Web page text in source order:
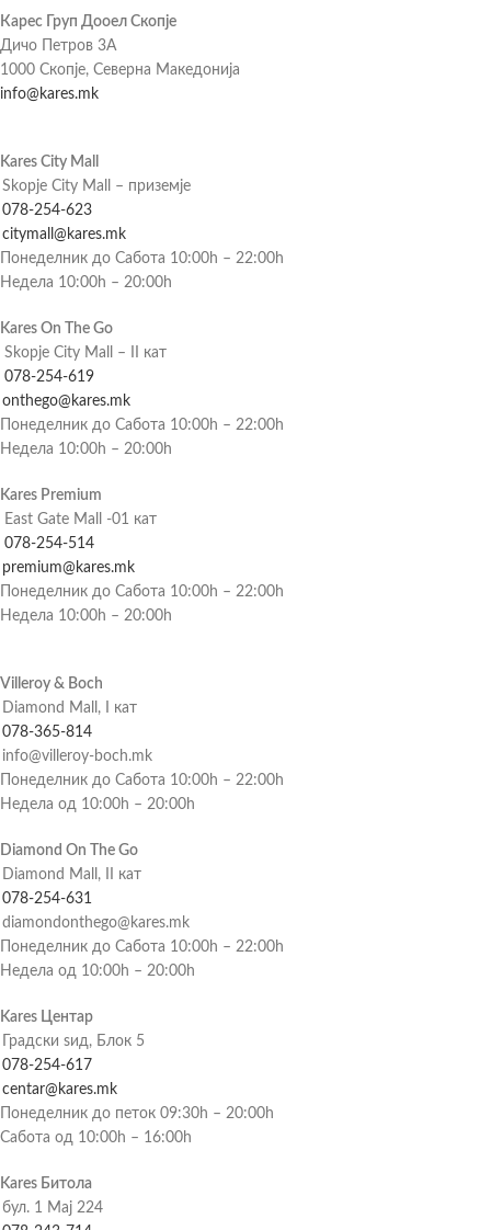
Карес Груп Дооел Скопје
Дичо Петров 3А
1000 Скопје, Северна Македонија
info@kares.mk
Kares City Mall
Skopje City Mall – приземје
078-254-623
citymall@kares.mk
Понеделник до Сабота 10:00h – 22:00h
Недела 10:00h – 20:00h
Kares On The Go
Skopje City Mall – II кат
078-254-619
onthego@kares.mk
Понеделник до Сабота 10:00h – 22:00h
Недела 10:00h – 20:00h
Kares Premium
East Gate Mall -01 кат
078-254-514
premium@kares.mk
Понеделник до Сабота 10:00h – 22:00h
Недела 10:00h – 20:00h
Villeroy & Boch
Diamond Mall, I кат
078-365-814
info@villeroy-boch.mk
Понеделник до Сабота 10:00h – 22:00h
Недела од 10:00h – 20:00h
Diamond On The Go
Diamond Mall, II кат
078-254-631
diamondonthego@kares.mk
Понеделник до Сабота 10:00h – 22:00h
Недела од 10:00h – 20:00h
Kares Центар
Градски ѕид, Блок 5
078-254-617
centar@kares.mk
Понеделник до петок 09:30h – 20:00h
Сабота од 10:00h – 16:00h
Kares Битола
бул. 1 Мај 224